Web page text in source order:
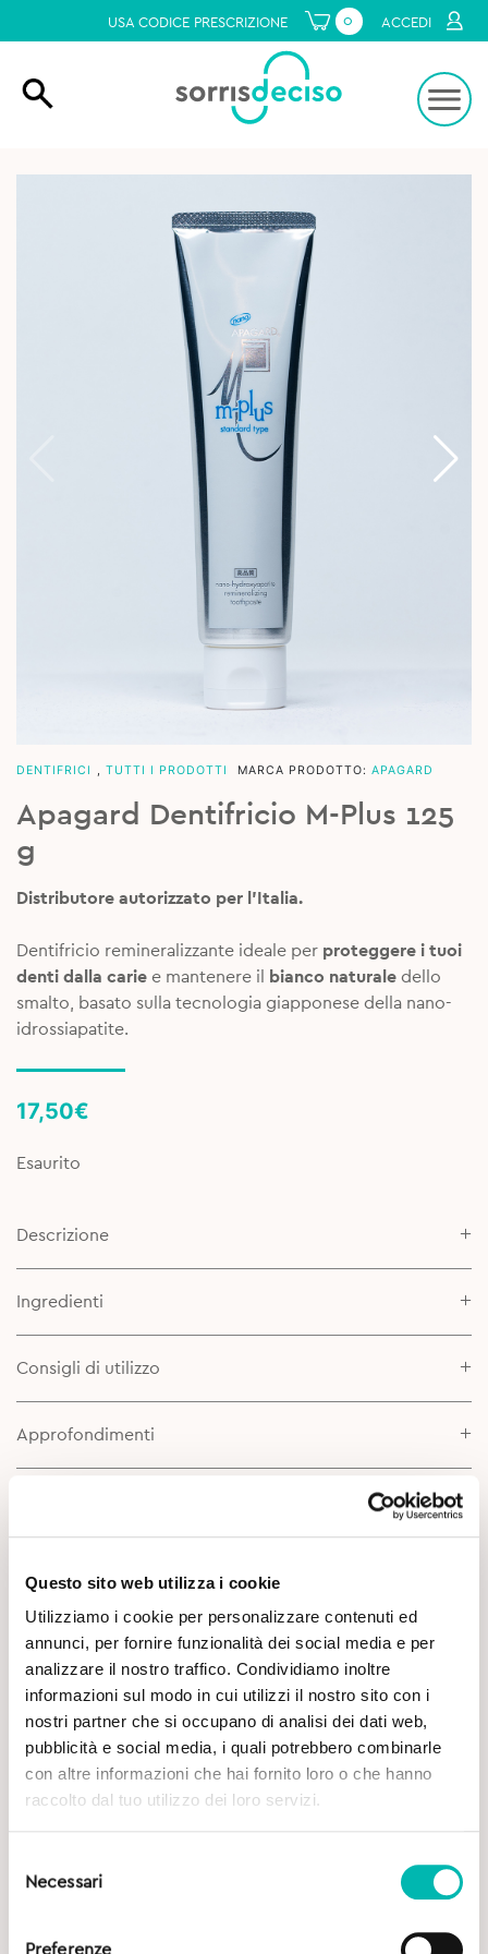
Questo sito web utilizza i cookie
Utilizziamo i cookie per personalizzare contenuti ed
annunci, per fornire funzionalità dei social media e per
analizzare il nostro traffico. Condividiamo inoltre
informazioni sul modo in cui utilizzi il nostro sito con i
nostri partner che si occupano di analisi dei dati web,
pubblicità e social media, i quali potrebbero combinarle
con altre informazioni che hai fornito loro o che hanno
raccolto dal tuo utilizzo dei loro servizi.
delNecessari
Preferenze
USA CODICE PRESCRIZIONE 0 ACCEDI
DENTIFRICI TUTTI I PRODOTTI MARCA PRODOTTO: APAGARD
Apagard Dentifricio M-Plus 125
g
Distributore autorizzato per l’Italia.
Dentifricio remineralizzante ideale per proteggere i tuoi
denti dalla carie e mantenere il bianco naturale dello
smalto, basato sulla tecnologia giapponese della nano-
idrossiapatite.
17,50€
Esaurito
Descrizione
Ingredienti
Consigli di utilizzo
Approfondimenti
Potrebbe Interessarti